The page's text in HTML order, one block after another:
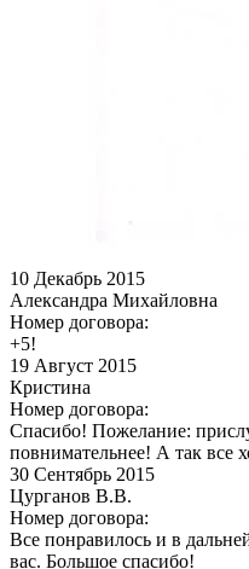
10 Декабрь 2015
Александра Михайловна
Номер договора:
+5!
19 Август 2015
Кристина
Номер договора:
Спасибо! Пожелание:
повнимательнее! А так все
30 Сентябрь 2015
Цурганов В.В.
Номер договора:
Все понравилось и в
вас. Большое спасибо!